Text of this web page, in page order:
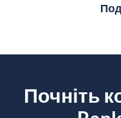
Почніть